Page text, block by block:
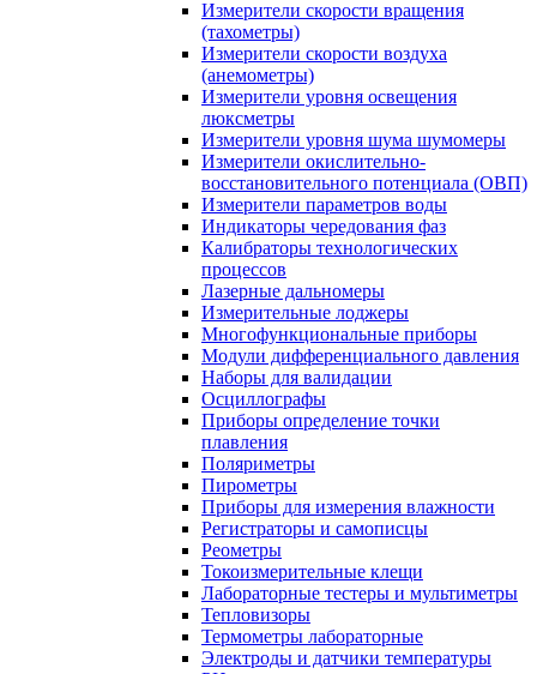
Измерители скорости вращения
(тахометры)
Измерители скорости воздуха
(анемометры)
Измерители уровня освещения
люксметры
Измерители уровня шума шумомеры
Измерители окислительно-
восстановительного потенциала (ОВП)
Измерители параметров воды
Индикаторы чередования фаз
Калибраторы технологических
процессов
Лазерные дальномеры
Измерительные лоджеры
Многофункциональные приборы
Модули дифференциального давления
Наборы для валидации
Осциллографы
Приборы определение точки
плавления
Поляриметры
Пирометры
Приборы для измерения влажности
Регистраторы и самописцы
Реометры
Токоизмерительные клещи
Лабораторные тестеры и мультиметры
Тепловизоры
Термометры лабораторные
Электроды и датчики температуры